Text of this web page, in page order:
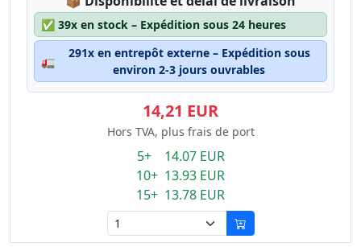
✅ 39x en stock – Expédition sous 24 heures
🚛
291x en entrepôt externe – Expédition sous
environ 2-3 jours ouvrables
14,21 EUR
Hors TVA, plus frais de port
5+ 14.07 EUR
10+ 13.93 EUR
15+ 13.78 EUR